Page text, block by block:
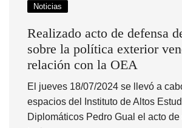
Noticias
Realizado acto de defensa
sobre la política exterior
relación con la OEA
El jueves 18/07/2024 se llevó a
espacios del Instituto de Altos
Diplomáticos Pedro Gual el acto